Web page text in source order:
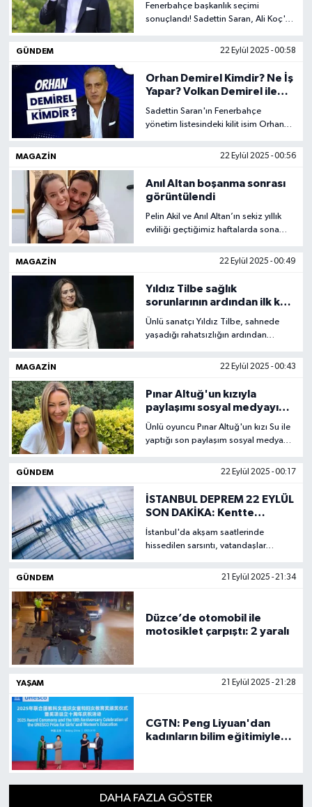
ve Oy Oranları
Fenerbahçe başkanlık seçimi
sonuçlandı! Sadettin Saran, Ali Koç'u
İşte 2025 seçim sonuçları, oy
GÜNDEM 22 Eylül 2025 - 00:58
Orhan Demirel Kimdir? Ne İş
Yapar? Volkan Demirel ile
Sadettin Saran'ın Fenerbahçe
yönetim listesindeki kilit isim Orhan
yatırımcısının kariyeri, yaşı ve Volkan
MAGAZIN 22 Eylül 2025 - 00:56
Anıl Altan boşanma sonrası
görüntülendi
Pelin Akil ve Anıl Altan’ın sekiz yıllık
evliliği geçtiğimiz haftalarda sona
kadın arkadaşıyla samimi şekilde
MAGAZIN 22 Eylül 2025 - 00:49
Yıldız Tilbe sağlık
sorunlarının ardından ilk kez
konuştu
Ünlü sanatçı Yıldız Tilbe, sahnede
yaşadığı rahatsızlığın ardından
alerjisi nedeniyle zor anlar yaşadığını
MAGAZIN 22 Eylül 2025 - 00:43
Pınar Altuğ'un kızıyla
paylaşımı sosyal medyayı
salladı: "Aynı annesi!"
Ünlü oyuncu Pınar Altuğ'un kızı Su ile
yaptığı son paylaşım sosyal medyada
gibiler" yorumlarıyla beğenilerini dile
GÜNDEM 22 Eylül 2025 - 00:17
İSTANBUL DEPREM 22 EYLÜL
SON DAKİKA: Kentte
sarsıntı hissedildi! AFAD ve
Kandilli son depremler
listesi ile bugün deprem
İstanbul'da akşam saatlerinde
hissedilen sarsıntı, vatandaşlar
oldu. Birçok kişi, evlerinde ve iş
açıklamalara çevrildi. Sosyal
kısa sürede Türkiye gündeminin ilk
GÜNDEM 21 Eylül 2025 - 21:34
Düzce’de otomobil ile
motosiklet çarpıştı: 2 yaralı
YAŞAM 21 Eylül 2025 - 21:28
CGTN: Peng Liyuan'dan
kadınların bilim eğitimiyle
DAHA FAZLA GÖSTER